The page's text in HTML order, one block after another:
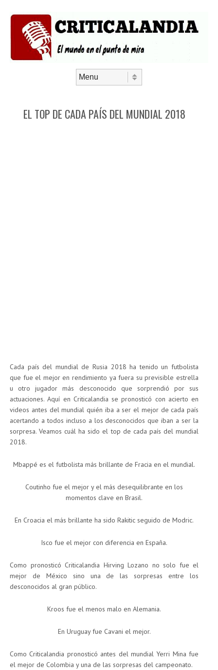
EL TOP DE CADA PAÍS DEL MUNDIAL 2018
Cada país del mundial de Rusia 2018 ha tenido un futbolista
que fue el mejor en rendimiento ya fuera su previsible estrella
u otro jugador más desconocido que sorprendió por sus
actuaciones. Aquí en Criticalandia se pronosticó con acierto en
videos antes del mundial quién iba a ser el mejor de cada país
acertando a todos incluso a los desconocidos que iban a ser la
sorpresa. Veamos cuál ha sido el top de cada país del mundial
2018.
Mbappé es el futbolista más brillante de Fracia en el mundial.
Coutinho fue el mejor y el más desequilibrante en los
momentos clave en Brasil.
En Croacia el más brillante ha sido Rakitic seguido de Modric.
Isco fue el mejor con diferencia en España.
Como pronosticó Criticalandia Hirving Lozano no solo fue el
mejor de México sino una de las sorpresas entre los
desconocidos al gran público.
Kroos fue el menos malo en Alemania.
En Uruguay fue Cavani el mejor.
Como Criticalandia pronosticó antes del mundial Yerri Mina fue
el mejor de Colombia y una de las sorpresas del campeonato.